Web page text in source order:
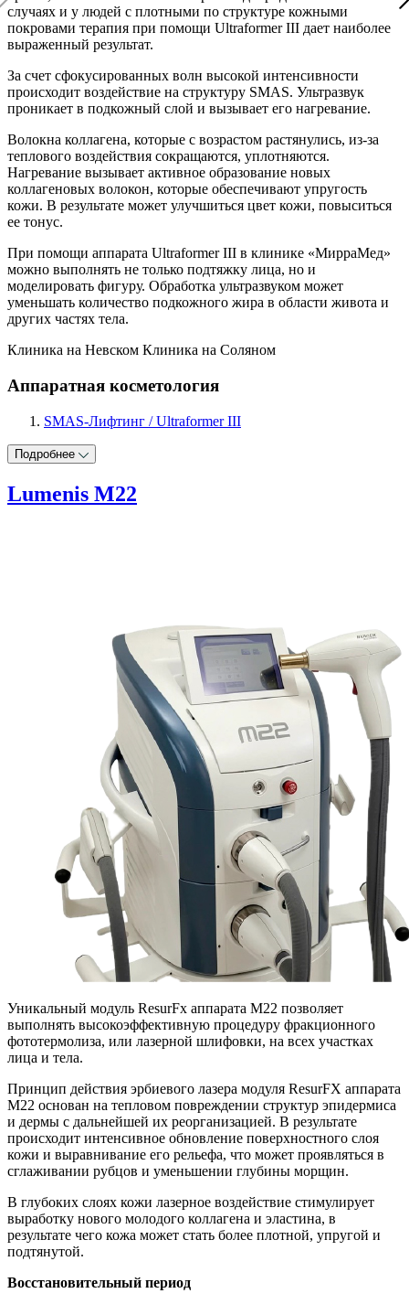
случаях и у людей с плотными по структуре кожными
покровами терапия при помощи Ultraformer III дает наиболее
выраженный результат.
За счет сфокусированных волн высокой интенсивности
происходит воздействие на структуру SMAS. Ультразвук
проникает в подкожный слой и вызывает его нагревание.
Волокна коллагена, которые с возрастом растянулись, из-за
теплового воздействия сокращаются, уплотняются.
Нагревание вызывает активное образование новых
коллагеновых волокон, которые обеспечивают упругость
кожи. В результате может улучшиться цвет кожи, повыситься
ее тонус.
При помощи аппарата Ultraformer III в клинике «МирраМед»
можно выполнять не только подтяжку лица, но и
моделировать фигуру. Обработка ультразвуком может
уменьшать количество подкожного жира в области живота и
других частях тела.
Клиника на Невском Клиника на Соляном
Аппаратная косметология
SMAS-Лифтинг / Ultraformer III
Подробнее
Lumenis M22
Уникальный модуль ResurFx аппарата М22 позволяет
выполнять высокоэффективную процедуру фракционного
фототермолиза, или лазерной шлифовки, на всех участках
лица и тела.
Принцип действия эрбиевого лазера модуля ResurFX аппарата
М22 основан на тепловом повреждении структур эпидермиса
и дермы с дальнейшей их реорганизацией. В результате
происходит интенсивное обновление поверхностного слоя
кожи и выравнивание его рельефа, что может проявляться в
сглаживании рубцов и уменьшении глубины морщин.
В глубоких слоях кожи лазерное воздействие стимулирует
выработку нового молодого коллагена и эластина, в
результате чего кожа может стать более плотной, упругой и
подтянутой.
Восстановительный период